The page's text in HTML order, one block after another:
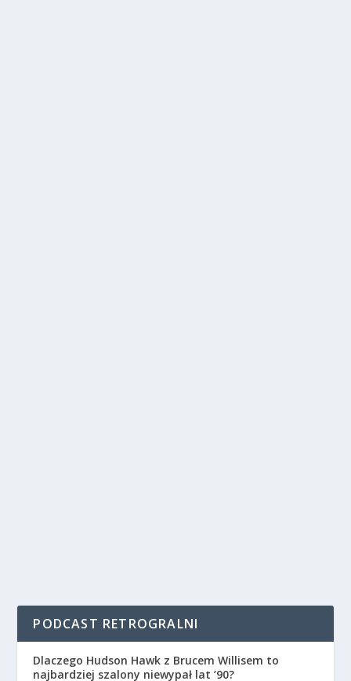
PODCAST RETROGRALNI
Dlaczego Hudson Hawk z Brucem Willisem to
najbardziej szalony niewypał lat ’90?